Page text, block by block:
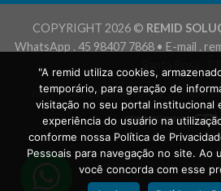
COPYRIGHT 2026 © REMID
WhatsApp . 45 98407 7868 • E-mail .
Santa Rosa . PR
POLÍTICA DE PRIVACIDADE TERMOS
"A remid utiliza cookies,
temporário, para geração de
visitação no seu portal institucional
experiência do usuário na
conforme nossa Política de
Pessoais para navegação no site. Ao
você concorda com esse